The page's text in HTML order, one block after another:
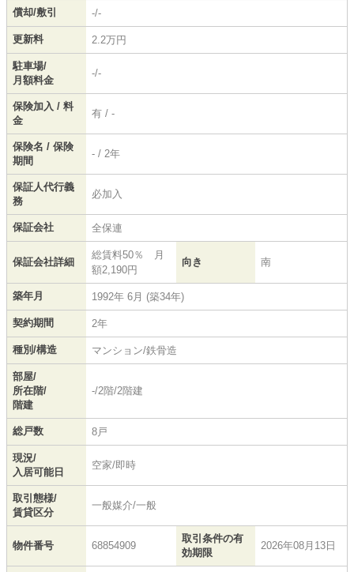
償却/敷引 -/-
更新料 2.2万円
駐車場/
月額料金
-/-
保険加入 / 料
金
有 / -
保険名 / 保険
期間
- / 2年
保証人代行義
務
必加入
保証会社 全保連
保証会社詳細
総賃料50％ 月
額2,190円
向き 南
築年月 1992年 6月 (築34年)
契約期間 2年
種別/構造 マンション/鉄骨造
部屋/
所在階/
階建
-/2階/2階建
総戸数 8戸
現況/
入居可能日
空家/即時
取引態様/
賃貸区分
一般媒介/一般
物件番号 68854909
取引条件の有
効期限
2026年08月13日